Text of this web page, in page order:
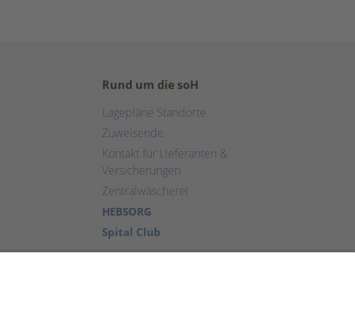
Rund um die soH
Lagepläne Standorte
Zuweisende
Kontakt für Lieferanten &
Versicherungen
Zentralwäscherei
HEBSORG
Spital Club